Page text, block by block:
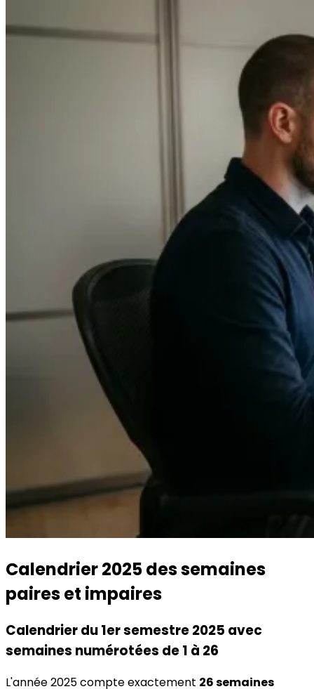
Calendrier 2025 des semaines
paires et impaires
Calendrier du 1er semestre 2025 avec
semaines numérotées de 1 à 26
L'année 2025 compte exactement 26 semaines